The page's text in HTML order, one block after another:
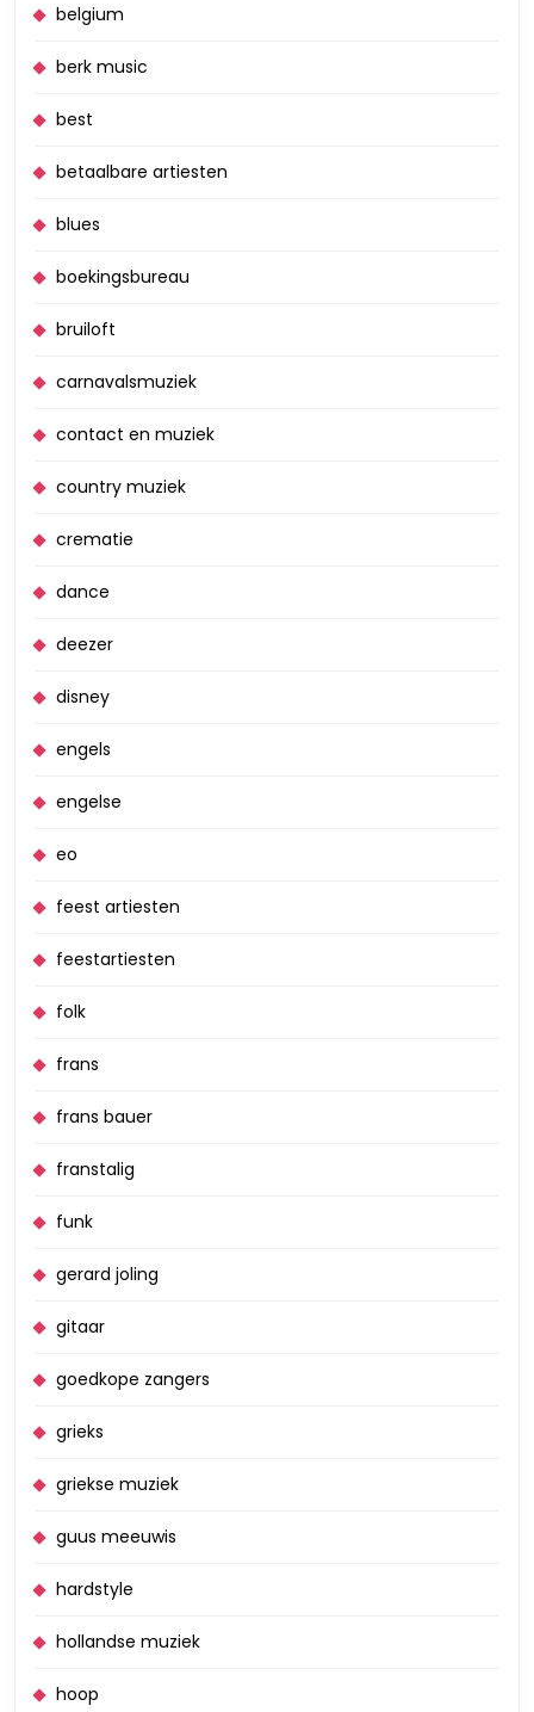
belgium
berk music
best
betaalbare artiesten
blues
boekingsbureau
bruiloft
carnavalsmuziek
contact en muziek
country muziek
crematie
dance
deezer
disney
engels
engelse
eo
feest artiesten
feestartiesten
folk
frans
frans bauer
franstalig
funk
gerard joling
gitaar
goedkope zangers
grieks
griekse muziek
guus meeuwis
hardstyle
hollandse muziek
hoop